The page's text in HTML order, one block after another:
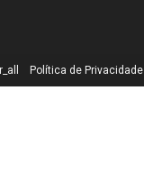
Política de Privacidade